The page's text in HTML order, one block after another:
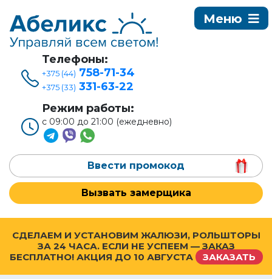
Телефоны:
+375 (44) 758-71-34
+375 (33) 331-63-22
Режим работы:
с 09:00 до 21:00 (ежедневно)
Ввести промокод
Вызвать замерщика
СДЕЛАЕМ И УСТАНОВИМ ЖАЛЮЗИ, РОЛЬШТОРЫ
ЗА 24 ЧАСА. ЕСЛИ НЕ УСПЕЕМ — ЗАКАЗ
БЕСПЛАТНО! АКЦИЯ ДО 10 АВГУСТА ЗАКАЗАТЬ